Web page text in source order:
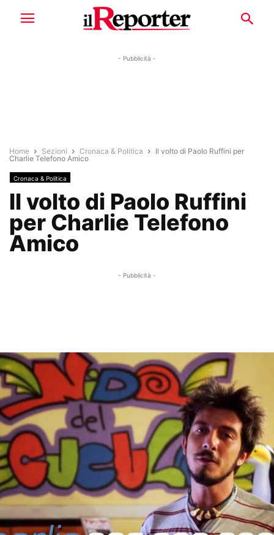
- Pubblicità -
Home Sezioni Cronaca & Politica
Il volto di Paolo Ruffini per
Charlie Telefono Amico
Cronaca & Politica
Il volto di Paolo Ruffini
per Charlie Telefono
Amico
- Pubblicità -